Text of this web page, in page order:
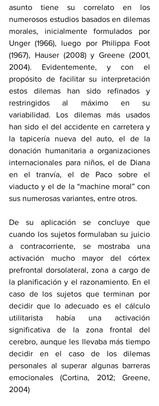
asunto tiene su correlato en los
numerosos estudios basados en dilemas
morales, inicialmente formulados por
Unger (1966), luego por Philippa Foot
(1967), Hauser (2008) y Greene (2001,
2004). Evidentemente, y con el
propósito de facilitar su interpretación
estos dilemas han sido refinados y
restringidos al máximo en su
variabilidad. Los dilemas más usados
han sido el del accidente en carretera y
la tapicería nueva del auto, el de la
donación humanitaria a organizaciones
internacionales para niños, el de Diana
en el tranvía, el de Paco sobre el
viaducto y el de la “machine moral” con
sus numerosas variantes, entre otros.
De su aplicación se concluye que
cuando los sujetos formulaban su juicio
a contracorriente, se mostraba una
activación mucho mayor del córtex
prefrontal dorsolateral, zona a cargo de
la planificación y el razonamiento. En el
caso de los sujetos que terminan por
decidir que lo adecuado es el cálculo
utilitarista había una activación
significativa de la zona frontal del
cerebro, aunque les llevaba más tiempo
decidir en el caso de los dilemas
personales al superar algunas barreras
emocionales (Cortina, 2012; Greene,
2004)